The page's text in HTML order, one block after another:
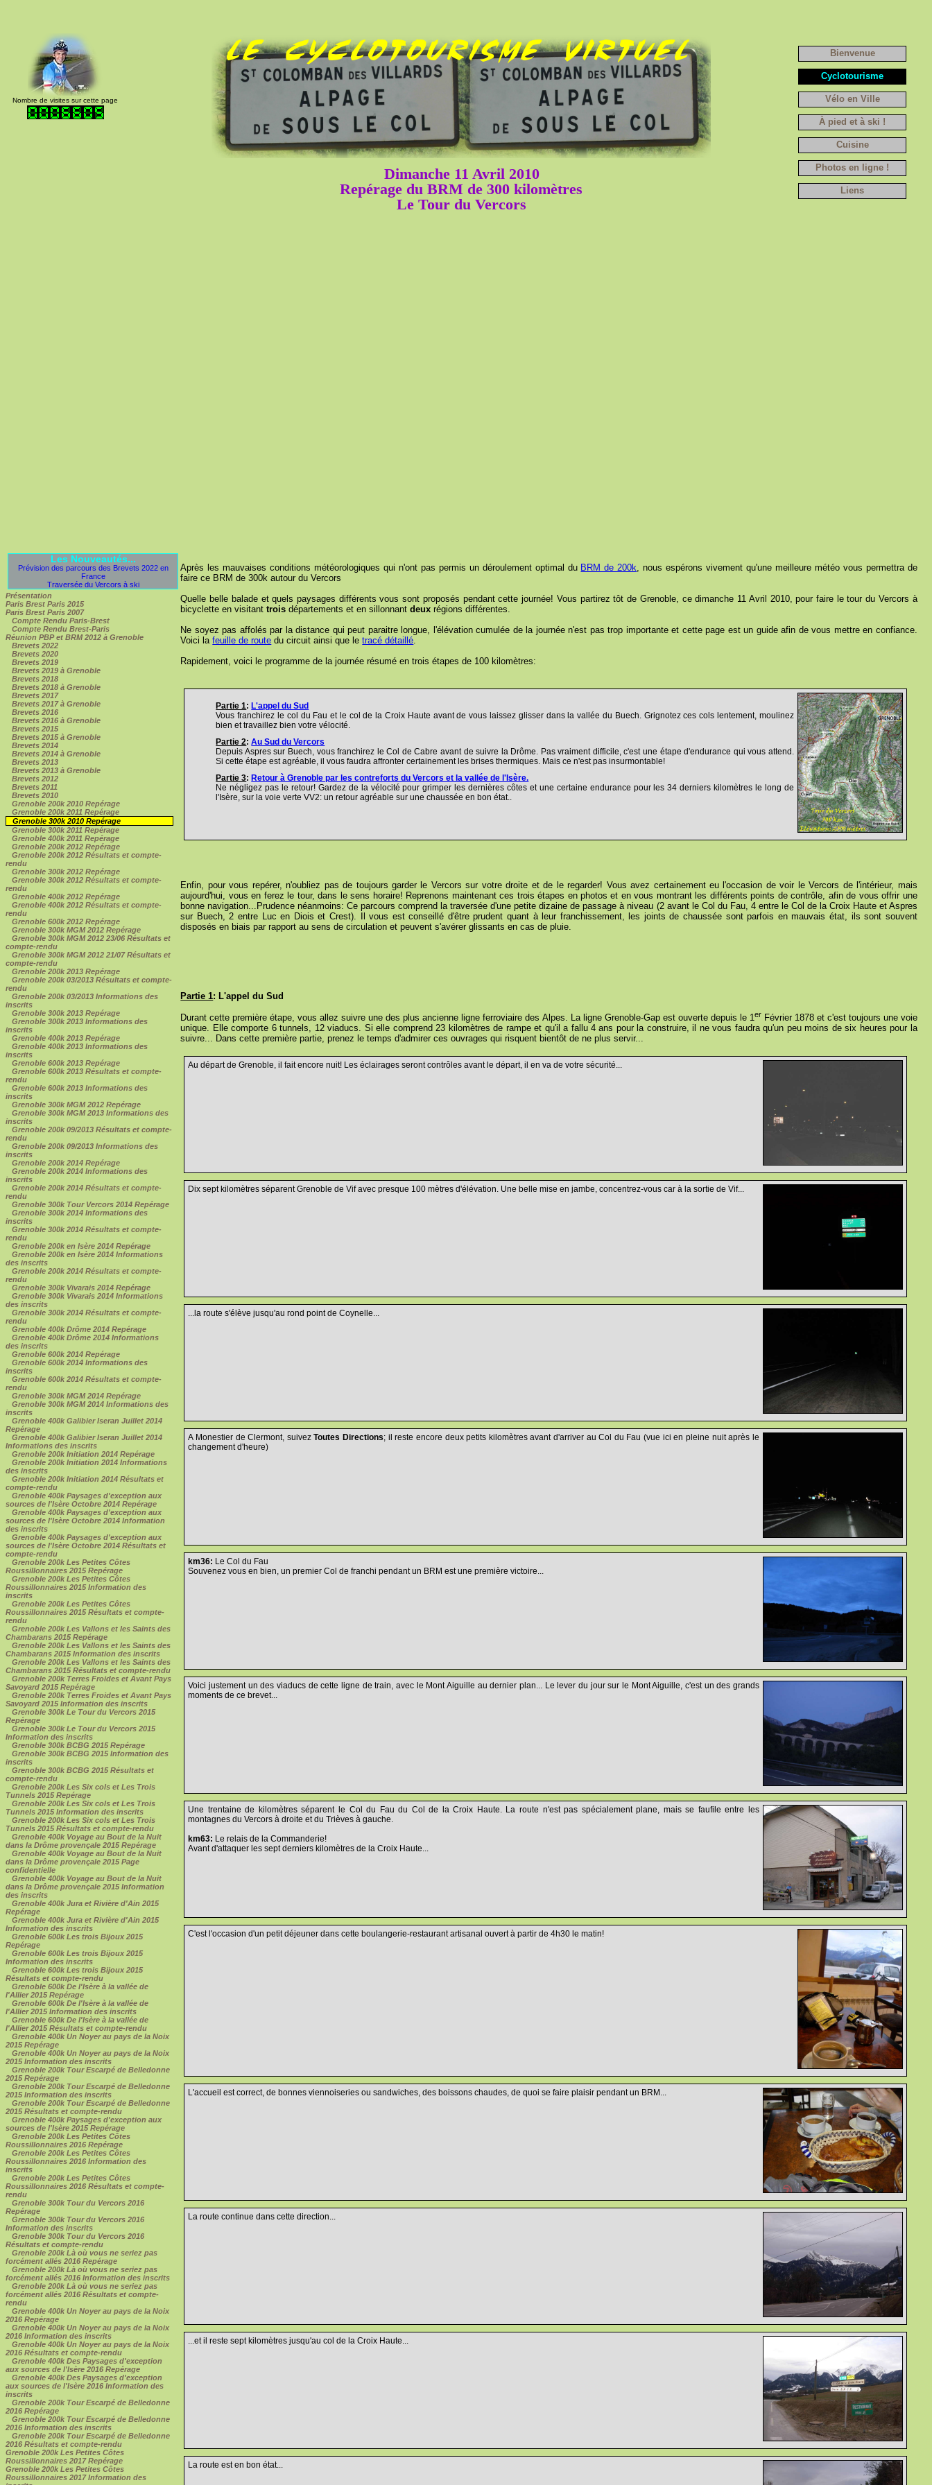
Nombre de visites sur cette page
Dimanche 11 Avril 2010
Repérage du BRM de 300 kilomètres
Le Tour du Vercors
Bienvenue
Cyclotourisme
Vélo en Ville
À pied et à ski !
Cuisine
Photos en ligne !
Liens
Les Nouveautés...
Prévision des parcours des Brevets 2022 en
France
Traversée du Vercors à ski
Présentation
Paris Brest Paris 2015
Paris Brest Paris 2007
Compte Rendu Paris-Brest
Compte Rendu Brest-Paris
Réunion PBP et BRM 2012 à Grenoble
Brevets 2022
Brevets 2020
Brevets 2019
Brevets 2019 à Grenoble
Brevets 2018
Brevets 2018 à Grenoble
Brevets 2017
Brevets 2017 à Grenoble
Brevets 2016
Brevets 2016 à Grenoble
Brevets 2015
Brevets 2015 à Grenoble
Brevets 2014
Brevets 2014 à Grenoble
Brevets 2013
Brevets 2013 à Grenoble
Brevets 2012
Brevets 2011
Brevets 2010
Grenoble 200k 2010 Repérage
Grenoble 200k 2011 Repérage
Grenoble 300k 2010 Repérage
Grenoble 300k 2011 Repérage
Grenoble 400k 2011 Repérage
Grenoble 200k 2012 Repérage
Grenoble 200k 2012 Résultats et compte-
rendu
Grenoble 300k 2012 Repérage
Grenoble 300k 2012 Résultats et compte-
rendu
Grenoble 400k 2012 Repérage
Grenoble 400k 2012 Résultats et compte-
rendu
Grenoble 600k 2012 Repérage
Grenoble 300k MGM 2012 Repérage
Grenoble 300k MGM 2012 23/06 Résultats et
compte-rendu
Grenoble 300k MGM 2012 21/07 Résultats et
compte-rendu
Grenoble 200k 2013 Repérage
Grenoble 200k 03/2013 Résultats et compte-
rendu
Grenoble 200k 03/2013 Informations des
inscrits
Grenoble 300k 2013 Repérage
Grenoble 300k 2013 Informations des
inscrits
Grenoble 400k 2013 Repérage
Grenoble 400k 2013 Informations des
inscrits
Grenoble 600k 2013 Repérage
Grenoble 600k 2013 Résultats et compte-
rendu
Grenoble 600k 2013 Informations des
inscrits
Grenoble 300k MGM 2012 Repérage
Grenoble 300k MGM 2013 Informations des
inscrits
Grenoble 200k 09/2013 Résultats et compte-
rendu
Grenoble 200k 09/2013 Informations des
inscrits
Grenoble 200k 2014 Repérage
Grenoble 200k 2014 Informations des
inscrits
Grenoble 200k 2014 Résultats et compte-
rendu
Grenoble 300k Tour Vercors 2014 Repérage
Grenoble 300k 2014 Informations des
inscrits
Grenoble 300k 2014 Résultats et compte-
rendu
Grenoble 200k en Isère 2014 Repérage
Grenoble 200k en Isère 2014 Informations
des inscrits
Grenoble 200k 2014 Résultats et compte-
rendu
Grenoble 300k Vivarais 2014 Repérage
Grenoble 300k Vivarais 2014 Informations
des inscrits
Grenoble 300k 2014 Résultats et compte-
rendu
Grenoble 400k Drôme 2014 Repérage
Grenoble 400k Drôme 2014 Informations
des inscrits
Grenoble 600k 2014 Repérage
Grenoble 600k 2014 Informations des
inscrits
Grenoble 600k 2014 Résultats et compte-
rendu
Grenoble 300k MGM 2014 Repérage
Grenoble 300k MGM 2014 Informations des
inscrits
Grenoble 400k Galibier Iseran Juillet 2014
Repérage
Grenoble 400k Galibier Iseran Juillet 2014
Informations des inscrits
Grenoble 200k Initiation 2014 Repérage
Grenoble 200k Initiation 2014 Informations
des inscrits
Grenoble 200k Initiation 2014 Résultats et
compte-rendu
Grenoble 400k Paysages d'exception aux
sources de l'Isère Octobre 2014 Repérage
Grenoble 400k Paysages d'exception aux
sources de l'Isère Octobre 2014 Information
des inscrits
Grenoble 400k Paysages d'exception aux
sources de l'Isère Octobre 2014 Résultats et
compte-rendu
Grenoble 200k Les Petites Côtes
Roussillonnaires 2015 Repérage
Grenoble 200k Les Petites Côtes
Roussillonnaires 2015 Information des
inscrits
Grenoble 200k Les Petites Côtes
Roussillonnaires 2015 Résultats et compte-
rendu
Grenoble 200k Les Vallons et les Saints des
Chambarans 2015 Repérage
Grenoble 200k Les Vallons et les Saints des
Chambarans 2015 Information des inscrits
Grenoble 200k Les Vallons et les Saints des
Chambarans 2015 Résultats et compte-rendu
Grenoble 200k Terres Froides et Avant Pays
Savoyard 2015 Repérage
Grenoble 200k Terres Froides et Avant Pays
Savoyard 2015 Information des inscrits
Grenoble 300k Le Tour du Vercors 2015
Repérage
Grenoble 300k Le Tour du Vercors 2015
Information des inscrits
Grenoble 300k BCBG 2015 Repérage
Grenoble 300k BCBG 2015 Information des
inscrits
Grenoble 300k BCBG 2015 Résultats et
compte-rendu
Grenoble 200k Les Six cols et Les Trois
Tunnels 2015 Repérage
Grenoble 200k Les Six cols et Les Trois
Tunnels 2015 Information des inscrits
Grenoble 200k Les Six cols et Les Trois
Tunnels 2015 Résultats et compte-rendu
Grenoble 400k Voyage au Bout de la Nuit
dans la Drôme provençale 2015 Repérage
Grenoble 400k Voyage au Bout de la Nuit
dans la Drôme provençale 2015 Page
confidentielle
Grenoble 400k Voyage au Bout de la Nuit
dans la Drôme provençale 2015 Information
des inscrits
Grenoble 400k Jura et Rivière d'Ain 2015
Repérage
Grenoble 400k Jura et Rivière d'Ain 2015
Information des inscrits
Grenoble 600k Les trois Bijoux 2015
Repérage
Grenoble 600k Les trois Bijoux 2015
Information des inscrits
Grenoble 600k Les trois Bijoux 2015
Résultats et compte-rendu
Grenoble 600k De l'Isère à la vallée de
l'Allier 2015 Repérage
Grenoble 600k De l'Isère à la vallée de
l'Allier 2015 Information des inscrits
Grenoble 600k De l'Isère à la vallée de
l'Allier 2015 Résultats et compte-rendu
Grenoble 400k Un Noyer au pays de la Noix
2015 Repérage
Grenoble 400k Un Noyer au pays de la Noix
2015 Information des inscrits
Grenoble 200k Tour Escarpé de Belledonne
2015 Repérage
Grenoble 200k Tour Escarpé de Belledonne
2015 Information des inscrits
Grenoble 200k Tour Escarpé de Belledonne
2015 Résultats et compte-rendu
Grenoble 400k Paysages d'exception aux
sources de l'Isère 2015 Repérage
Grenoble 200k Les Petites Côtes
Roussillonnaires 2016 Repérage
Grenoble 200k Les Petites Côtes
Roussillonnaires 2016 Information des
inscrits
Grenoble 200k Les Petites Côtes
Roussillonnaires 2016 Résultats et compte-
rendu
Grenoble 300k Tour du Vercors 2016
Repérage
Grenoble 300k Tour du Vercors 2016
Information des inscrits
Grenoble 300k Tour du Vercors 2016
Résultats et compte-rendu
Grenoble 200k Là où vous ne seriez pas
forcément allés 2016 Repérage
Grenoble 200k Là où vous ne seriez pas
forcément allés 2016 Information des inscrits
Grenoble 200k Là où vous ne seriez pas
forcément allés 2016 Résultats et compte-
rendu
Grenoble 400k Un Noyer au pays de la Noix
2016 Repérage
Grenoble 400k Un Noyer au pays de la Noix
2016 Information des inscrits
Grenoble 400k Un Noyer au pays de la Noix
2016 Résultats et compte-rendu
Grenoble 400k Des Paysages d'exception
aux sources de l'Isère 2016 Repérage
Grenoble 400k Des Paysages d'exception
aux sources de l'Isère 2016 Information des
inscrits
Grenoble 200k Tour Escarpé de Belledonne
2016 Repérage
Grenoble 200k Tour Escarpé de Belledonne
2016 Information des inscrits
Grenoble 200k Tour Escarpé de Belledonne
2016 Résultats et compte-rendu
Grenoble 200k Les Petites Côtes
Roussillonnaires 2017 Repérage
Grenoble 200k Les Petites Côtes
Roussillonnaires 2017 Information des
Après les mauvaises conditions météorologiques qui n'ont pas permis un déroulement optimal du BRM de 200k , nous espérons vivement qu'une meilleure météo vous permettra de
faire ce BRM de 300k autour du Vercors
Quelle belle balade et quels paysages différents vous sont proposés pendant cette journée! Vous partirez tôt de Grenoble, ce dimanche 11 Avril 2010, pour faire le tour du Vercors à
bicyclette en visitanttrois départements et en sillonnantdeux régions différentes.
Ne soyez pas affolés par la distance qui peut paraitre longue, l'élévation cumulée de la journée n'est pas trop importante et cette page est un guide afin de vous mettre en confiance.
Voici lafeuille de route du circuit ainsi que letracé détaillé
Rapidement, voici le programme de la journée résumé en trois étapes de 100 kilomètres:
Partie 1: L'appel du Sud
Vous franchirez le col du Fau et le col de la Croix Haute avant de vous laissez glisser dans la vallée du Buech. Grignotez ces cols lentement, moulinez
bien et travaillez bien votre vélocité.
Partie 2:Au Sud du Vercors
Depuis Aspres sur Buech, vous franchirez le Col de Cabre avant de suivre la Drôme. Pas vraiment difficile, c'est une étape d'endurance qui vous attend.
Si cette étape est agréable, il vous faudra affronter certainement les brises thermiques. Mais ce n'est pas insurmontable!
Partie 3: Retour à Grenoble par les contreforts du Vercors et la vallée de l'Isère.
Ne négligez pas le retour! Gardez de la vélocité pour grimper les dernières côtes et une certaine endurance pour les 34 derniers kilomètres le long de
l'Isère, sur la voie verte VV2: un retour agréable sur une chaussée en bon état..
Enfin, pour vous repérer, n'oubliez pas de toujours garder le Vercors sur votre droite et de le regarder! Vous avez certainement eu l'occasion de voir le Vercors de l'intérieur, mais
aujourd'hui, vous en ferez le tour, dans le sens horaire! Reprenons maintenant ces trois étapes en photos et en vous montrant les différents points de contrôle, afin de vous offrir une
bonne navigation...Prudence néanmoins: Ce parcours comprend la traversée d'une petite dizaine de passage à niveau (2 avant le Col du Fau, 4 entre le Col de la Croix Haute et Aspres
sur Buech, 2 entre Luc en Diois et Crest). Il vous est conseillé d'être prudent quant à leur franchissement, les joints de chaussée sont parfois en mauvais état, ils sont souvent
disposés en biais par rapport au sens de circulation et peuvent s'avérer glissants en cas de pluie.
Partie 1: L'appel du Sud
Durant cette première étape, vous allez suivre une des plus ancienne ligne ferroviaire des Alpes. La ligne Grenoble-Gap est ouverte depuis le 1er Février 1878 et c'est toujours une voie
unique. Elle comporte 6 tunnels, 12 viaducs. Si elle comprend 23 kilomètres de rampe et qu'il a fallu 4 ans pour la construire, il ne vous faudra qu'un peu moins de six heures pour la
suivre... Dans cette première partie, prenez le temps d'admirer ces ouvrages qui risquent bientôt de ne plus servir...
Au départ de Grenoble, il fait encore nuit! Les éclairages seront contrôles avant le départ, il en va de votre sécurité...
Dix sept kilomètres séparent Grenoble de Vif avec presque 100 mètres d'élévation. Une belle mise en jambe, concentrez-vous car à la sortie de Vif...
...la route s'élève jusqu'au rond point de Coynelle...
A Monestier de Clermont, suivezToutes Directions; il reste encore deux petits kilomètres avant d'arriver au Col du Fau (vue ici en pleine nuit après le
changement d'heure)
km36: Le Col du Fau
Souvenez vous en bien, un premier Col de franchi pendant un BRM est une première victoire...
Voici justement un des viaducs de cette ligne de train, avec le Mont Aiguille au dernier plan... Le lever du jour sur le Mont Aiguille, c'est un des grands
moments de ce brevet...
Une trentaine de kilomètres séparent le Col du Fau du Col de la Croix Haute. La route n'est pas spécialement plane, mais se faufile entre les
montagnes du Vercors à droite et du Trièves à gauche.
km63: Le relais de la Commanderie!
Avant d'attaquer les sept derniers kilomètres de la Croix Haute...
C'est l'occasion d'un petit déjeuner dans cette boulangerie-restaurant artisanal ouvert à partir de 4h30 le matin!
L'accueil est correct, de bonnes viennoiseries ou sandwiches, des boissons chaudes, de quoi se faire plaisir pendant un BRM...
La route continue dans cette direction...
...et il reste sept kilomètres jusqu'au col de la Croix Haute...
La route est en bon état...